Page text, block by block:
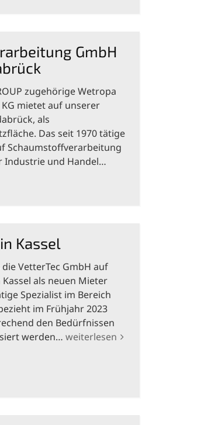
GmbH
zugehörige Wetropa
mietet auf unserer
als
Das seit 1970 tätige
Schaumstoffverarbeitung
Industrie und Handel…
Kassel
VetterTec GmbH auf
als neuen Mieter
Spezialist im Bereich
im Frühjahr 2023
den Bedürfnissen
werden… weiterlesen